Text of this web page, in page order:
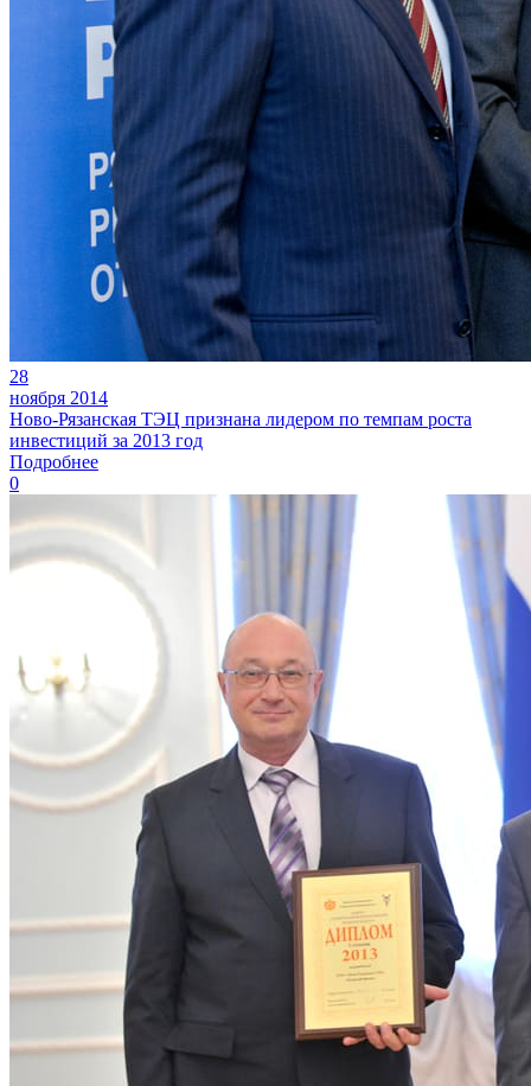
28
ноября 2014
Ново-Рязанская ТЭЦ признана лидером по темпам роста
инвестиций за 2013 год
Подробнее
0